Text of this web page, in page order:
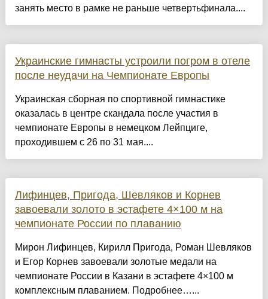
занять место в рамке не раньше четвертьфинала....
Украинские гимнасты устроили погром в отеле
после неудачи на Чемпионате Европы
Украинская сборная по спортивной гимнастике
оказалась в центре скандала после участия в
чемпионате Европы в немецком Лейпциге,
проходившем с 26 по 31 мая....
Лифинцев, Пригода, Шевляков и Корнев
завоевали золото в эстафете 4×100 м на
чемпионате России по плаванию
Мирон Лифинцев, Кирилл Пригода, Роман Шевляков
и Егор Корнев завоевали золотые медали на
чемпионате России в Казани в эстафете 4×100 м
комплексным плаванием. Подробнее…...